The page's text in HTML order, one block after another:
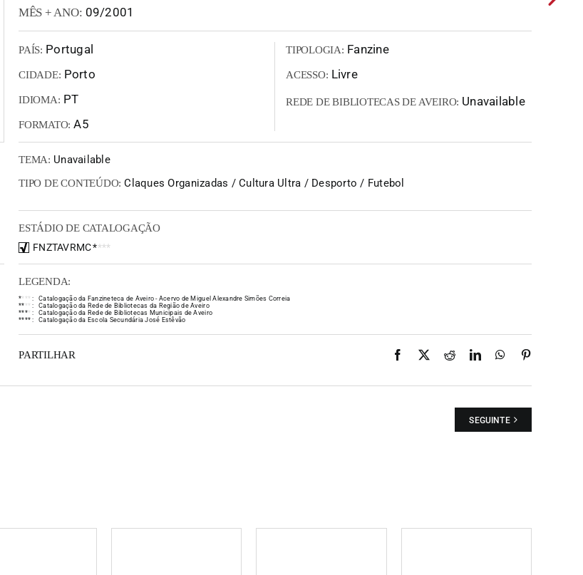
MÊS + ANO: 09/2001
PAÍS: Portugal
CIDADE: Porto
IDIOMA: PT
FORMATO: A5
TIPOLOGIA: Fanzine
ACESSO: Livre
REDE DE BIBLIOTECAS DE AVEIRO: Unavailable
TEMA: Unavailable
TIPO DE CONTEÚDO: Claques Organizadas / Cultura Ultra / Desporto / Futebol
ESTÁDIO DE CATALOGAÇÃO
FNZTAVRMC****
LEGENDA:
** * * :
Catalogação da Fanzineteca de Aveiro - Acervo de Miguel Alexandre Simões Correia
** * * :
Catalogação da Rede de Bibliotecas da Região de Aveiro
**** :
Catalogação da Rede de Bibliotecas Municipais de Aveiro
**** : Catalogação da Escola Secundária José Estêvão
PARTILHAR Facebook
X RedditLinkedInWhatsApp
SEGUINTE